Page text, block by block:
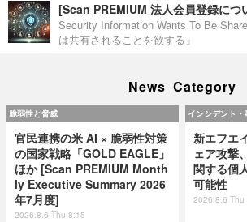
[Scan PREMIUM 法人会員登録につ
Security Information Wants To Be
は共有されることを欲する」
News Category
脆弱性と脅威
官民連携の米 AI × 脆弱性対策
の国家戦略「GOLD EAGLE」
ほか [Scan PREMIUM Month
ly Executive Summary 2026
年7月度]
2026.8.6 Thu 8:15
インシデント・
新エフエ
ェア攻撃
関する個
可能性
2026.8.6 Thu